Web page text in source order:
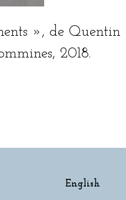
», de Quentin
2018.
English